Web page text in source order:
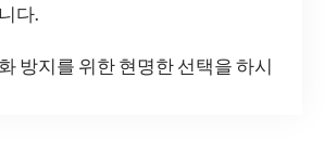
다.
방지를 위한 현명한 선택을 하시